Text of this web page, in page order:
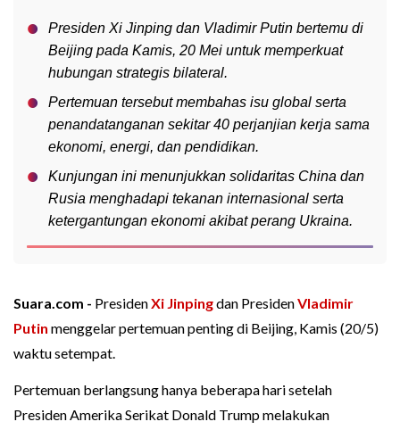
Presiden Xi Jinping dan Vladimir Putin bertemu di
Beijing pada Kamis, 20 Mei untuk memperkuat
hubungan strategis bilateral.
Pertemuan tersebut membahas isu global serta
penandatanganan sekitar 40 perjanjian kerja sama
ekonomi, energi, dan pendidikan.
Kunjungan ini menunjukkan solidaritas China dan
Rusia menghadapi tekanan internasional serta
ketergantungan ekonomi akibat perang Ukraina.
Suara.com - PresidenXi Jinpingdan PresidenVladimir
Putin menggelar pertemuan penting di Beijing, Kamis (20/5)
waktu setempat.
Pertemuan berlangsung hanya beberapa hari setelah
Presiden Amerika Serikat Donald Trump melakukan